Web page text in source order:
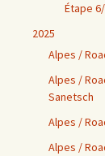
Étape
2025
Alpes /
Alpes /
Sanetsch
Alpes /
Alpes /